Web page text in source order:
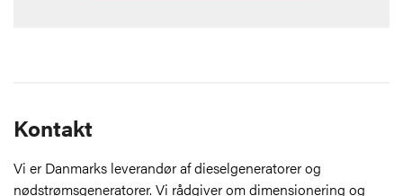
Kontakt
Vi er Danmarks leverandør af dieselgeneratorer og
nødstrømsgeneratorer. Vi rådgiver om dimensionering og